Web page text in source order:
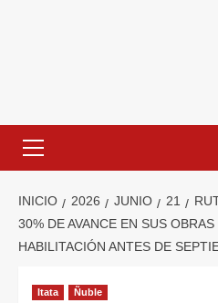
INICIO 2026 JUNIO 21
30% DE AVANCE EN SUS
HABILITACIÓN ANTES DE
Itata Ñuble